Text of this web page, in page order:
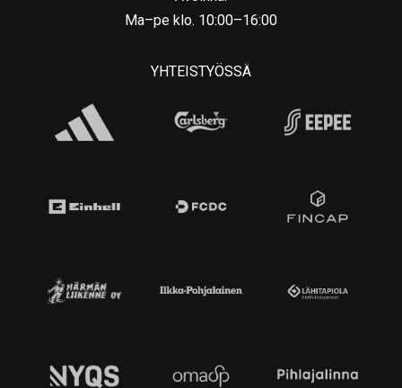
Ma–pe klo. 10:00–16:00
YHTEISTYÖSSÄ